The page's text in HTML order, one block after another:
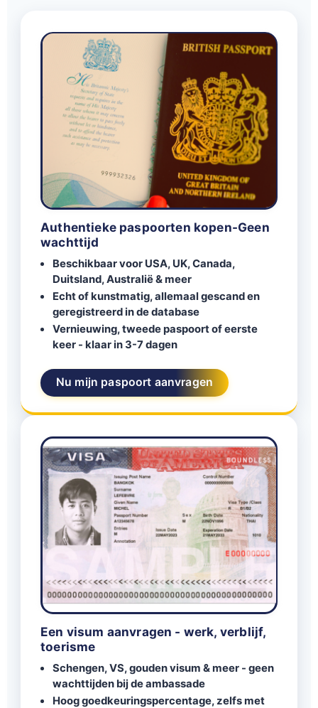
Authentieke paspoorten kopen-Geen
wachttijd
Beschikbaar voor USA, UK, Canada,
Duitsland, Australië & meer
Echt of kunstmatig, allemaal gescand en
geregistreerd in de database
Vernieuwing, tweede paspoort of eerste
keer - klaar in 3-7 dagen
Nu mijn paspoort aanvragen
Een visum aanvragen - werk, verblijf,
toerisme
Schengen, VS, gouden visum & meer - geen
wachttijden bij de ambassade
Hoog goedkeuringspercentage, zelfs met